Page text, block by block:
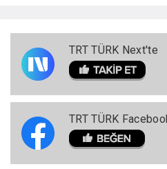
TRT TÜRK Next'te
TRT TÜRK